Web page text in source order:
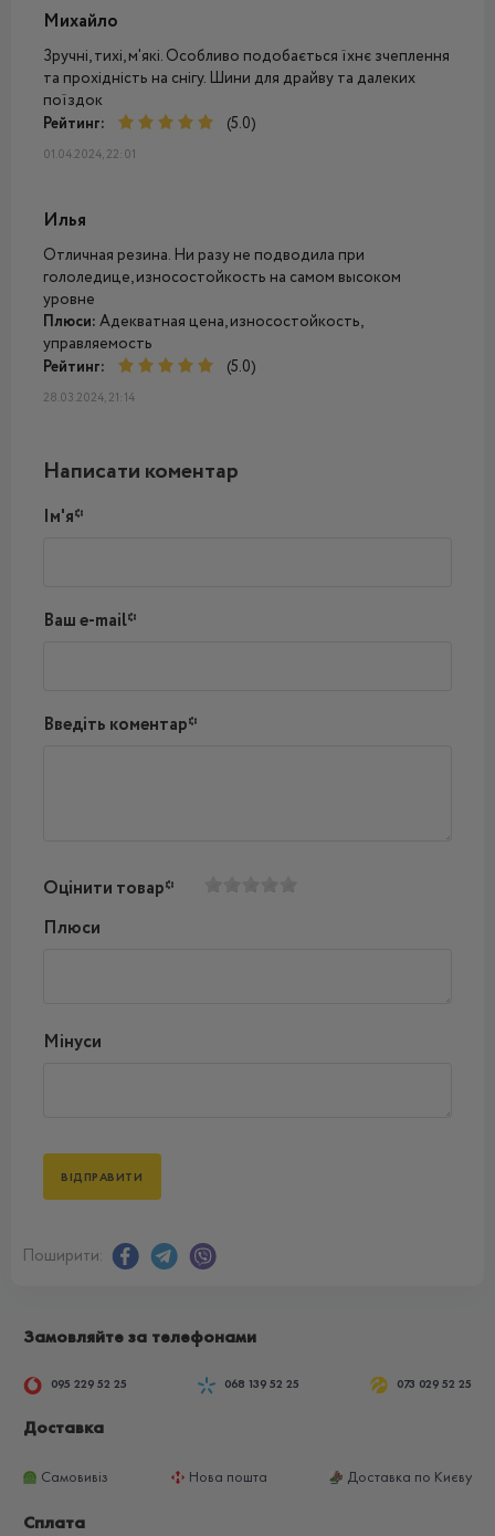
Михайло
Зручні, тихі, м'які. Особливо подобається їхнє зчеплення
та прохідність на снігу. Шини для драйву та далеких
поїздок
Рейтинг:
(5.0)
01.04.2024, 22:01
Илья
Отличная резина. Ни разу не подводила при
гололедице, износостойкость на самом высоком
уровне
Плюси: Адекватная цена, износостойкость,
управляемость
Рейтинг:
(5.0)
28.03.2024, 21:14
Написати коментар
Ім'я*
Ваш e-mail*
Введіть коментар*
Оцінити товар*
Плюси
Мінуси
Поширити:
Замовляйте за телефонами
095 229 52 25 068 139 52 25 073 029 52 25
Доставка
Самовивіз Нова пошта Доставка по Києву
Сплата